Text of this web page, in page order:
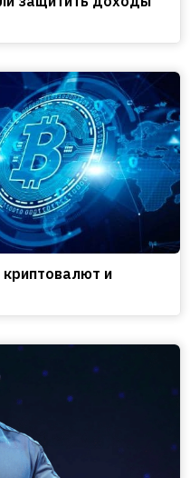
криптовалют и